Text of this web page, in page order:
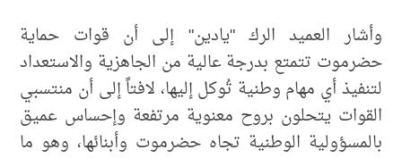
وأشار العميد الرك "يادين" إلى أن قوات حماية
حضرموت تتمتع بدرجة عالية من الجاهزية والاستعداد
لتنفيذ أي مهام وطنية تُوكل إليها، لافتاً إلى أن منتسبي
القوات يتحلون بروح معنوية مرتفعة وإحساس عميق
بالمسؤولية الوطنية تجاه حضرموت وأبنائها، وهو ما